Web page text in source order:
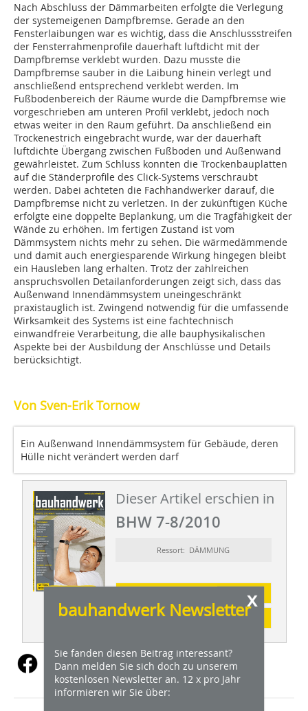
Nach Abschluss der Dämmarbeiten erfolgte die Verlegung
der systemeigenen Dampfbremse. Gerade an den
Fensterlaibungen war es wichtig, dass die Anschlussstreifen
der Fensterrahmenprofile dauerhaft luftdicht mit der
Dampfbremse verklebt wurden. Dazu musste die
Dampfbremse sauber in die Laibung hinein verlegt und
anschließend entsprechend verklebt werden. Im
Fußbodenbereich der Räume wurde die Dampfbremse wie
vorgeschrieben am unteren Profil verklebt, jedoch noch
etwas weiter in den Raum geführt. Da anschließend ein
Trockenestrich eingebracht wurde, war der dauerhaft
luftdichte Übergang zwischen Fußboden und Außenwand
gewährleistet. Zum Schluss konnten die Trockenbauplatten
auf die Ständerprofile des Click-Systems verschraubt
werden. Dabei achteten die Fachhandwerker darauf, die
Dampfbremse nicht zu verletzen. In der zukünftigen Küche
erfolgte eine doppelte Beplankung, um die Tragfähigkeit der
Wände zu erhöhen. Im fertigen Zustand ist vom
Dämmsystem nichts mehr zu sehen. Die wärmedämmende
und damit auch energiesparende Wirkung hingegen bleibt
ein Hausleben lang erhalten. Trotz der zahlreichen
anspruchsvollen Detailanforderungen zeigt sich, dass das
Außenwand Innendämmsystem uneingeschränkt
praxistauglich ist. Zwingend notwendig für die umfassende
Wirksamkeit des Systems ist eine fachtechnisch
einwandfreie Verarbeitung, die alle bauphysikalischen
Aspekte bei der Ausbildung der Anschlüsse und Details
berücksichtigt.
Von Sven-Erik Tornow
Ein Außenwand Innendämmsystem für Gebäude, deren
Hülle nicht verändert werden darf
Dieser Artikel erschien in
BHW 7-8/2010
Ressort: DÄMMUNG
Inhaltsverzeichnis
x
bauhandwerk Newsletter
Sie fanden diesen Beitrag interessant?
Dann melden Sie sich doch zu unserem
kostenlosen Newsletter an. 12 x pro Jahr
informieren wir Sie über: